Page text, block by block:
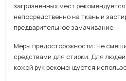
загрязненных мест
непосредственно на ткань и
предварительное замачивание.
Меры предосторожности: Не
средствами для стирки. Для
кожей рук рекомендуется